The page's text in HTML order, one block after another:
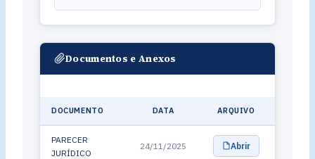
Documentos e Anexos
DOCUMENTO DATA ARQUIVO
PARECER
JURÍDICO
24/11/2025 Abrir